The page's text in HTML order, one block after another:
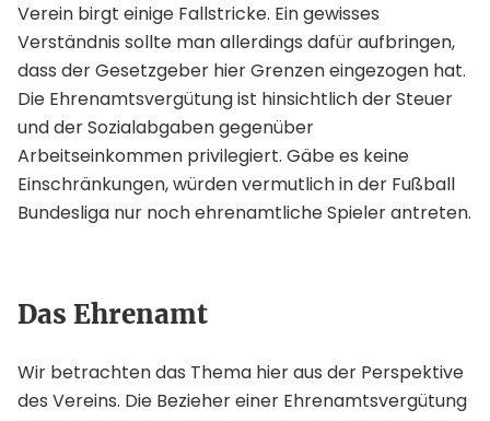
Verein birgt einige Fallstricke. Ein gewisses
Verständnis sollte man allerdings dafür aufbringen,
dass der Gesetzgeber hier Grenzen eingezogen hat.
Die Ehrenamtsvergütung ist hinsichtlich der Steuer
und der Sozialabgaben gegenüber
Arbeitseinkommen privilegiert. Gäbe es keine
Einschränkungen, würden vermutlich in der Fußball
Bundesliga nur noch ehrenamtliche Spieler antreten.
Das Ehrenamt
Wir betrachten das Thema hier aus der Perspektive
des Vereins. Die Bezieher einer Ehrenamtsvergütung